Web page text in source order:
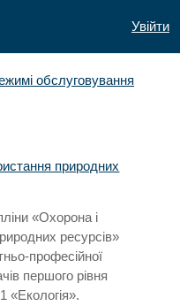
Увійти
обслуговування
природних
«Охорона і
ресурсів»
професійної
першого рівня
«Екологія».